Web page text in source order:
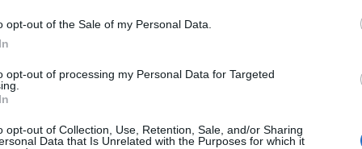
opt-out of the Sale of my Personal Data.
opt-out of processing my Personal Data for Targeted
opt-out of Collection, Use, Retention, Sale, and/or Sharing
Data that Is Unrelated with the Purposes for which it